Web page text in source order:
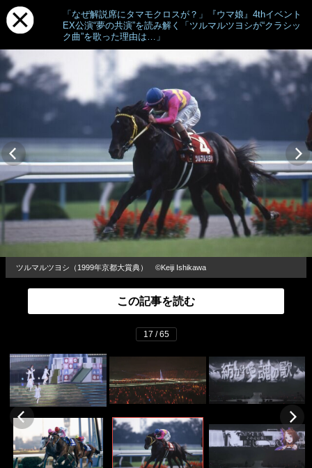
「なぜ解説席にタマモクロスが？」『ウマ娘』4thイベント
EX公演“夢の共演”を読み解く「ツルマルツヨシが“クラシッ
ク曲”を歌った理由は…」
ツルマルツヨシ（1999年京都大賞典） ©Keiji Ishikawa
この記事を読む
17 / 65